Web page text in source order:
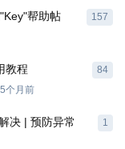
帮助帖 157
教程
5个月前
84
决 | 预防异常
1